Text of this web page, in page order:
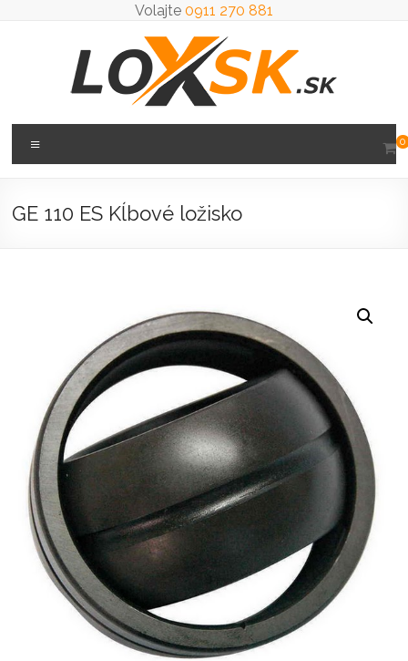
Volajte 0911 270 881
Loxsk
predaj
0
GE 110 ES Kĺbové ložisko